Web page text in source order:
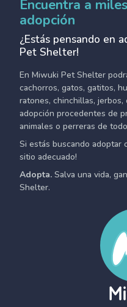
Encuentra a
adopción
¿Estás pensando en
Pet Shelter!
En Miwuki Pet Shelter
cachorros, gatos, gatitos,
ratones, chinchillas,
adopción procedentes de
animales o perreras de
Si estás buscando adoptar
sitio adecuado!
Adopta. Salva una vida,
Shelter.